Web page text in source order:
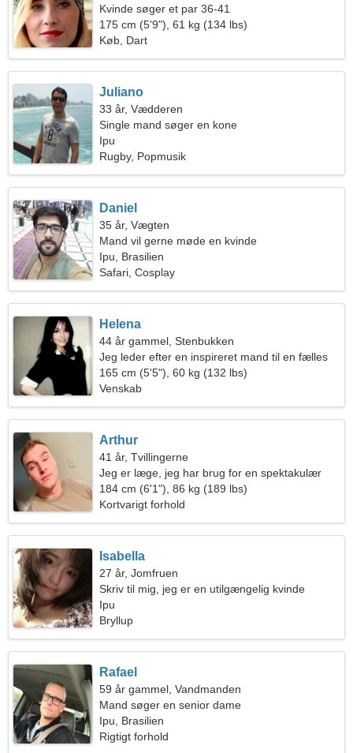
Kvinde søger et par 36-41
175 cm (5'9"), 61 kg (134 lbs)
Køb, Dart
Juliano
33 år, Vædderen
Single mand søger en kone
Ipu
Rugby, Popmusik
Daniel
35 år, Vægten
Mand vil gerne møde en kvinde
Ipu, Brasilien
Safari, Cosplay
Helena
44 år gammel, Stenbukken
Jeg leder efter en inspireret mand til en fælles
tur
165 cm (5'5"), 60 kg (132 lbs)
Venskab
Arthur
41 år, Tvillingerne
Jeg er læge, jeg har brug for en spektakulær
kvinde
184 cm (6'1"), 86 kg (189 lbs)
Kortvarigt forhold
Isabella
27 år, Jomfruen
Skriv til mig, jeg er en utilgængelig kvinde
Ipu
Bryllup
Rafael
59 år gammel, Vandmanden
Mand søger en senior dame
Ipu, Brasilien
Rigtigt forhold